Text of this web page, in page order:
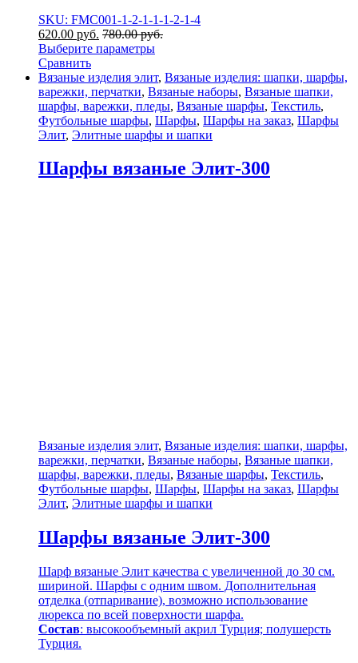
SKU: FMC001-1-2-1-1-1-2-1-4
620.00 руб. 780.00руб.
Выберите параметры
Сравнить
Вязаные изделия элит, Вязаные изделия: шапки, шарфы,
варежки, перчатки, Вязаные наборы, Вязаные шапки,
шарфы, варежки, пледы, Вязаные шарфы, Текстиль,
Футбольные шарфы, Шарфы, Шарфы на заказ, Шарфы
Элит, Элитные шарфы и шапки
Шарфы вязаные Элит-300
Вязаные изделия элит, Вязаные изделия: шапки, шарфы,
варежки, перчатки, Вязаные наборы, Вязаные шапки,
шарфы, варежки, пледы, Вязаные шарфы, Текстиль,
Футбольные шарфы, Шарфы, Шарфы на заказ, Шарфы
Элит, Элитные шарфы и шапки
Шарфы вязаные Элит-300
Шарф вязаные Элит качества с увеличенной до 30 см.
шириной. Шарфы с одним швом. Дополнительная
отделка (отпаривание), возможно использование
люрекса по всей поверхности шарфа.
Состав: высокообъемный акрил Турция; полушерсть
Турция.